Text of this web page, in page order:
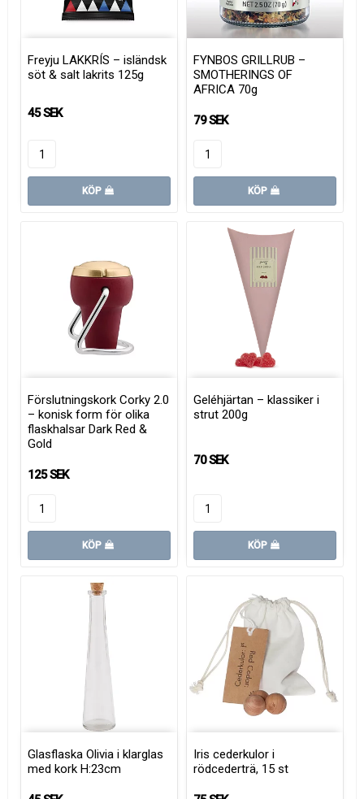
Freyju LAKKRÍS – isländsk
söt & salt lakrits 125g
45 SEK
KÖP
FYNBOS GRILLRUB –
SMOTHERINGS OF
AFRICA 70g
79 SEK
KÖP
Förslutningskork Corky 2.0
– konisk form för olika
flaskhalsar Dark Red &
Gold
125 SEK
KÖP
Geléhjärtan – klassiker i
strut 200g
70 SEK
KÖP
Glasflaska Olivia i klarglas
med kork H:23cm
Iris cederkulor i
rödcederträ, 15 st